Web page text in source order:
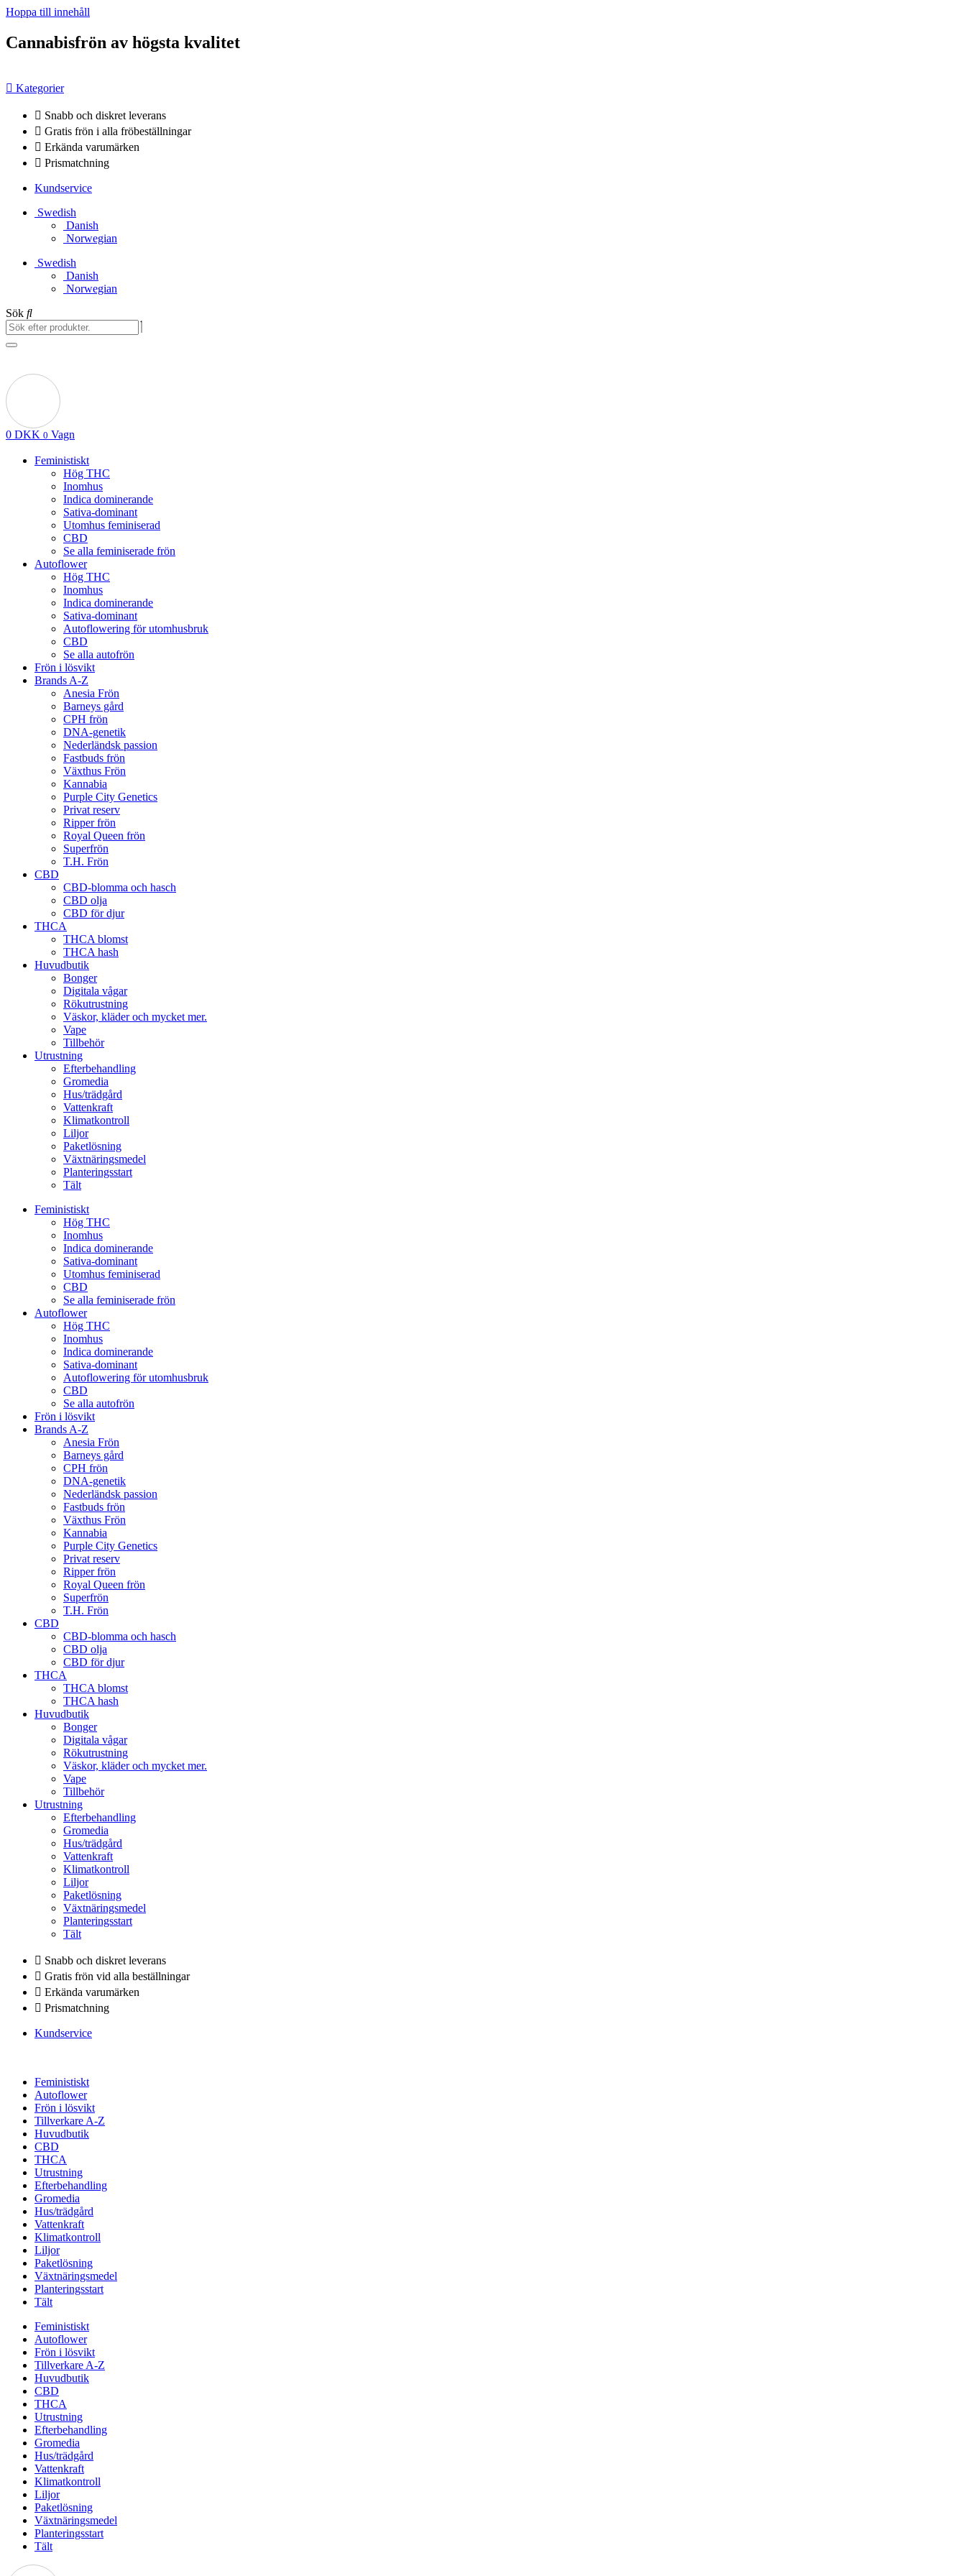
Hoppa till innehåll
Cannabisfrön av högsta kvalitet
Kategorier
Snabb och diskret leverans
Gratis frön i alla fröbeställningar
Erkända varumärken
Prismatchning
Kundservice
Swedish
Danish
Norwegian
Swedish
Danish
Norwegian
Sök
0 DKK 0 Vagn
Feministiskt
Hög THC
Inomhus
Indica dominerande
Sativa-dominant
Utomhus feminiserad
CBD
Se alla feminiserade frön
Autoflower
Hög THC
Inomhus
Indica dominerande
Sativa-dominant
Autoflowering för utomhusbruk
CBD
Se alla autofrön
Frön i lösvikt
Brands A-Z
Anesia Frön
Barneys gård
CPH frön
DNA-genetik
Nederländsk passion
Fastbuds frön
Växthus Frön
Kannabia
Purple City Genetics
Privat reserv
Ripper frön
Royal Queen frön
Superfrön
T.H. Frön
CBD
CBD-blomma och hasch
CBD olja
CBD för djur
THCA
THCA blomst
THCA hash
Huvudbutik
Bonger
Digitala vågar
Rökutrustning
Väskor, kläder och mycket mer.
Vape
Tillbehör
Utrustning
Efterbehandling
Gromedia
Hus/trädgård
Vattenkraft
Klimatkontroll
Liljor
Paketlösning
Växtnäringsmedel
Planteringsstart
Tält
Feministiskt
Hög THC
Inomhus
Indica dominerande
Sativa-dominant
Utomhus feminiserad
CBD
Se alla feminiserade frön
Autoflower
Hög THC
Inomhus
Indica dominerande
Sativa-dominant
Autoflowering för utomhusbruk
CBD
Se alla autofrön
Frön i lösvikt
Brands A-Z
Anesia Frön
Barneys gård
CPH frön
DNA-genetik
Nederländsk passion
Fastbuds frön
Växthus Frön
Kannabia
Purple City Genetics
Privat reserv
Ripper frön
Royal Queen frön
Superfrön
T.H. Frön
CBD
CBD-blomma och hasch
CBD olja
CBD för djur
THCA
THCA blomst
THCA hash
Huvudbutik
Bonger
Digitala vågar
Rökutrustning
Väskor, kläder och mycket mer.
Vape
Tillbehör
Utrustning
Efterbehandling
Gromedia
Hus/trädgård
Vattenkraft
Klimatkontroll
Liljor
Paketlösning
Växtnäringsmedel
Planteringsstart
Tält
Snabb och diskret leverans
Gratis frön vid alla beställningar
Erkända varumärken
Prismatchning
Kundservice
Feministiskt
Autoflower
Frön i lösvikt
Tillverkare A-Z
Huvudbutik
CBD
THCA
Utrustning
Efterbehandling
Gromedia
Hus/trädgård
Vattenkraft
Klimatkontroll
Liljor
Paketlösning
Växtnäringsmedel
Planteringsstart
Tält
Feministiskt
Autoflower
Frön i lösvikt
Tillverkare A-Z
Huvudbutik
CBD
THCA
Utrustning
Efterbehandling
Gromedia
Hus/trädgård
Vattenkraft
Klimatkontroll
Liljor
Paketlösning
Växtnäringsmedel
Planteringsstart
Tält